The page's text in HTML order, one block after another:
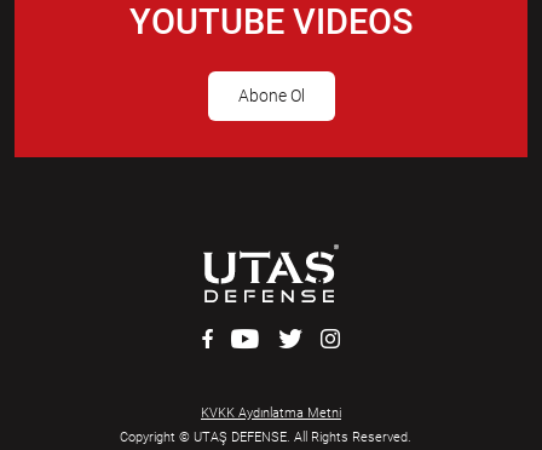
YOUTUBE VIDEOS
Abone Ol
Copyright © UTAŞ DEFENSE. All Rights Reserved.
KVKK Aydınlatma Metni